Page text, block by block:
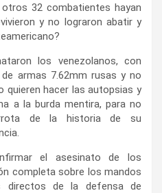
32 combatientes hayan
y no lograron abatir y
los venezolanos, con
armas 7.62mm rusas y no
quieren hacer las autopsias y
a la burda mentira, para no
de la historia de su
el asesinato de los
completa sobre los mandos
directos de la defensa de